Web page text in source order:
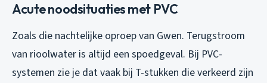
Acute noodsituaties met PVC
Zoals die nachtelijke oproep van Gwen. Terugstroom
van rioolwater is altijd een spoedgeval. Bij PVC-
systemen zie je dat vaak bij T-stukken die verkeerd zijn